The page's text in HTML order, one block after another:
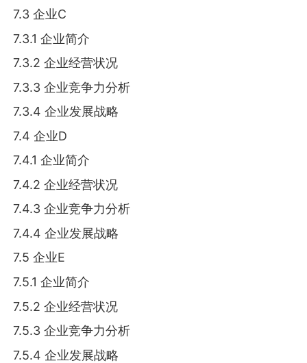
7.3 企业C
7.3.1 企业简介
7.3.2 企业经营状况
7.3.3 企业竞争力分析
7.3.4 企业发展战略
7.4 企业D
7.4.1 企业简介
7.4.2 企业经营状况
7.4.3 企业竞争力分析
7.4.4 企业发展战略
7.5 企业E
7.5.1 企业简介
7.5.2 企业经营状况
7.5.3 企业竞争力分析
7.5.4 企业发展战略